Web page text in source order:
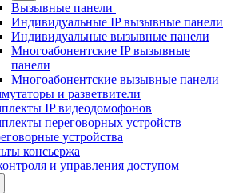
Вызывные панели
Индивидуальные IP вызывные панели
Индивидуальные вызывные панели
Многоабонентские IP вызывные
панели
Многоабонентские вызывные панели
и разветвители
IP видеодомофонов
переговорных устройств
устройства
консьержа
и управления доступом